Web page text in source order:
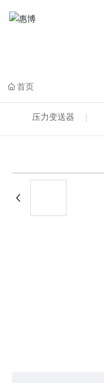
米兰注册
首页
压力变送器